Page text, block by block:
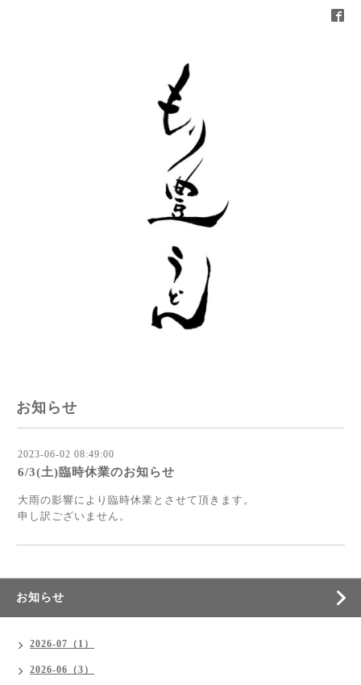
お知らせ
2023-06-02 08:49:00
6/3(土)臨時休業のお知らせ
大雨の影響により臨時休業とさせて頂きます。
申し訳ございません。
お知らせ
2026-07（1）
2026-06（3）